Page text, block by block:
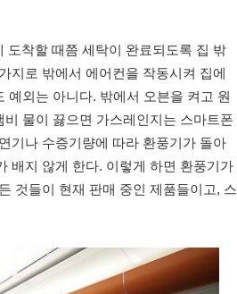
도착할 때쯤 세탁이 완료되도록 집 밖
지로 밖에서 에어컨을 작동시켜 집에
예외는 아니다. 밖에서 오븐을 켜고 원
물이 끓으면 가스레인지는 스마트폰
기나 수증기량에 따라 환풍기가 돌아
배지 않게 한다. 이렇게 하면 환풍기가
것들이 현재 판매 중인 제품들이고, 스